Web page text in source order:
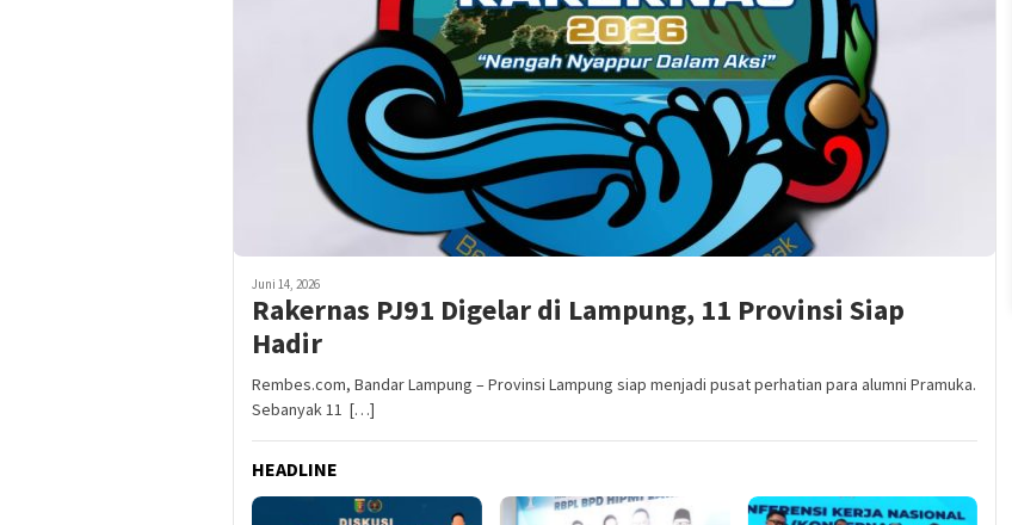
Juni 14, 2026
Rakernas PJ91 Digelar di Lampung, 11 Provinsi Siap
Hadir
Rembes.com, Bandar Lampung – Provinsi Lampung siap menjadi pusat perhatian para alumni Pramuka.
Sebanyak 11 […]
HEADLINE